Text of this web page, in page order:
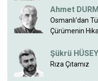
Ahmet
Osmanlı'dan
Çürümenin
Şükrü
Rıza Çıtamız